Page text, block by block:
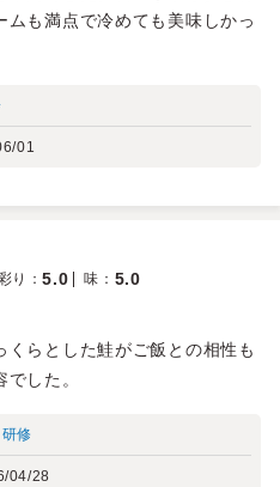
も満点で冷めても美味しかっ
01
り ：5.0 味 ： 5.0
らとした鮭がご飯との相性も
した。
研修
04/28